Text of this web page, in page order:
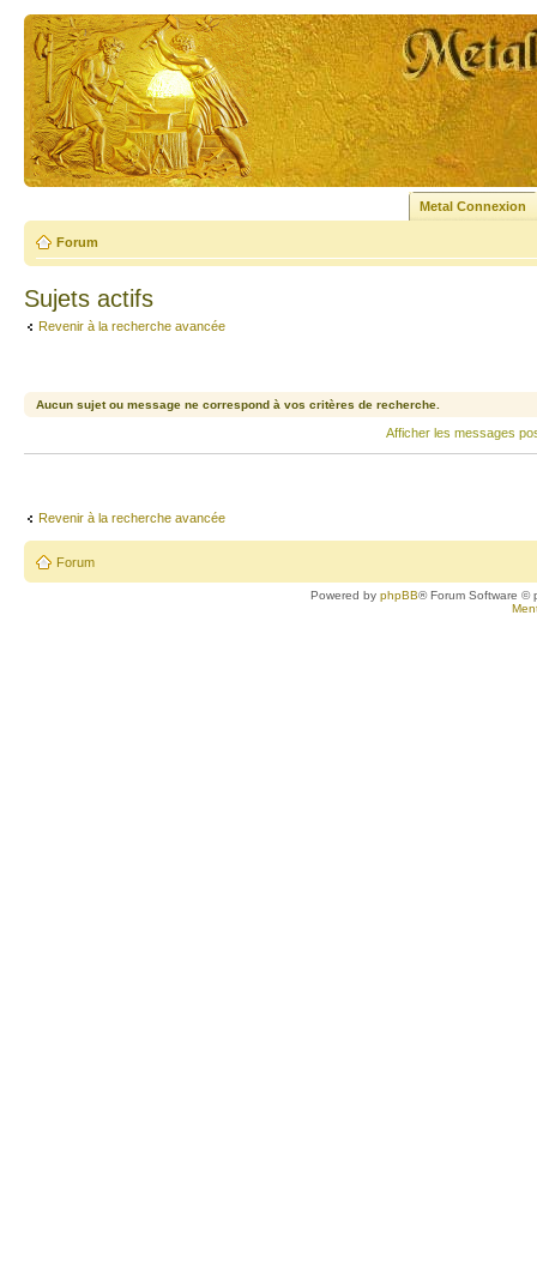
Metal Connexion
Forum
Sujets actifs
Revenir à la recherche avancée
Aucun sujet ou message ne correspond à vos critères de recherche.
Afficher les messages
Revenir à la recherche avancée
Forum
Powered byphpBB® Forum Software ©